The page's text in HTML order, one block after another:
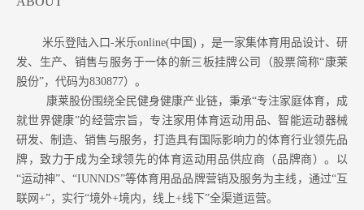
米乐登陆入口-米乐online(中国) ，是一家集体育用品设计、研
发、生产、销售与服务于一体的新三板挂牌公司（股票简称“康莱
股份”，代码为830877）。
康莱股份围绕全民健身健康产业链，秉承“专注家庭体育，成
就世界健康”的经营宗旨，专注家用体育运动用品、智能运动器械
研发、制造、销售与服务，打造具有国际影响力的体育行业领先品
牌，致力于成为全球领先的体育运动用品供应商（品牌商）。以
“运动神”、“IUNNDS”等体育用品品牌营销及服务为主线，通过“互
联网+”，实行“境外+境内，线上+线下”全渠道运营。